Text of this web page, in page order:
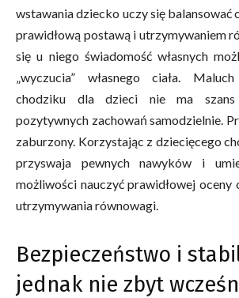
wstawania dziecko uczy się balansować
prawidłową postawą i utrzymywaniem
się u niego świadomość własnych
„wyczucia” własnego ciała.
chodziku dla dzieci nie ma
pozytywnych zachowań samodzielnie.
zaburzony. Korzystając z dziecięcego
przyswaja pewnych nawyków i
możliwości nauczyć prawidłowej oceny
utrzymywania równowagi.
Bezpieczeństwo i
jednak nie zbyt